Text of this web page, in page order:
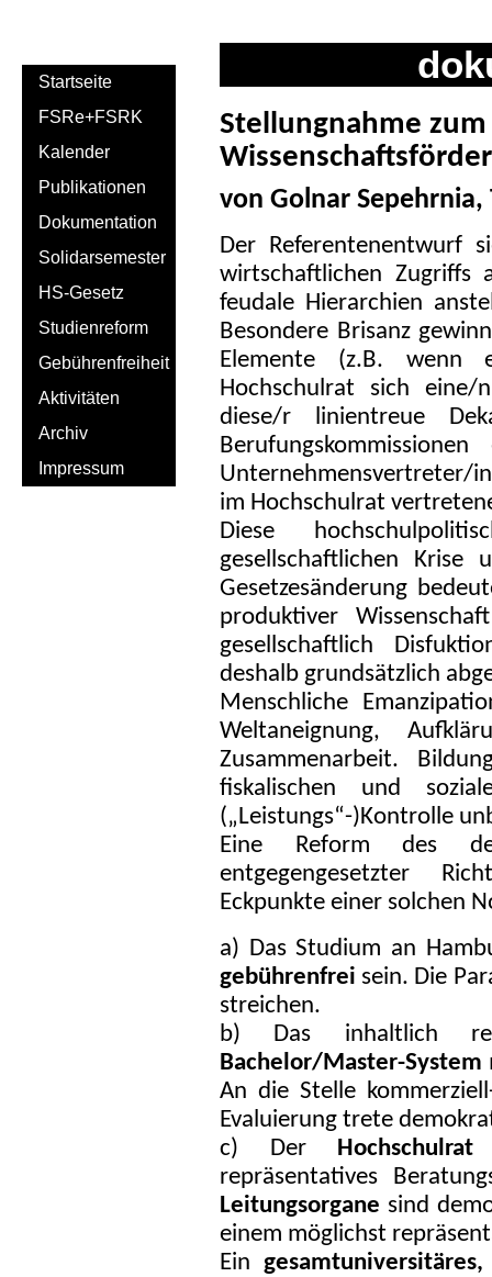
Stellungnahme zum
von Golnar
Der Referentenentwurf
wirtschaftlichen Zugriffs
feudale Hierarchien
Besondere Brisanz
Elemente (z.B. wenn
Hochschulrat sich eine/
diese/r linientreue
Unternehmensvertreter/
im Hochschulrat
Diese
gesellschaftlichen Krise
Gesetzesänderung
produktiver
gesellschaftlich
deshalb grundsätzlich
Menschliche
Weltaneignung,
Zusammenarbeit.
fiskalischen und
(„Leistungs“-)Kontrolle
Eine Reform des
entgegengesetzter
Eckpunkte einer solchen
a) Das Studium an
gebührenfrei sein. Die
streichen.
b) Das inhaltlich
Bachelor/Master-System
An die Stelle
Evaluierung trete
c) Der Hochschulrat
repräsentatives
Leitungsorgane sind
einem möglichst
Ein
Startseite
FSRe+FSRK
Kalender
Publikationen
Dokumentation
Solidarsemester
HS-Gesetz
Studienreform
Gebührenfreiheit
Aktivitäten
Archiv
Impressum